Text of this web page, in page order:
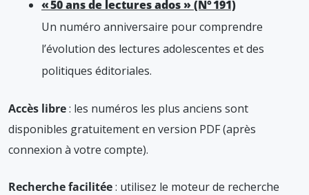
« 50 ans de lectures ados » (N° 191)
Un numéro anniversaire pour comprendre
l’évolution des lectures adolescentes et des
politiques éditoriales.
Accès libre: les numéros les plus anciens sont
disponibles gratuitement en version PDF (après
connexion à votre compte).
Recherche facilitée: utilisez le moteur de recherche